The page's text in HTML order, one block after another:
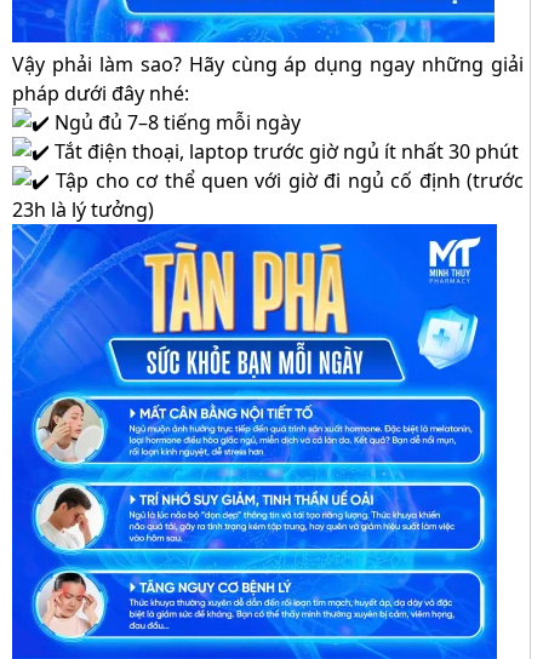
Vậy phải làm sao? Hãy cùng áp dụng ngay những giải
pháp dưới đây nhé:
Ngủ đủ 7–8 tiếng mỗi ngày
Tắt điện thoại, laptop trước giờ ngủ ít nhất 30 phút
Tập cho cơ thể quen với giờ đi ngủ cố định (trước
23h là lý tưởng)